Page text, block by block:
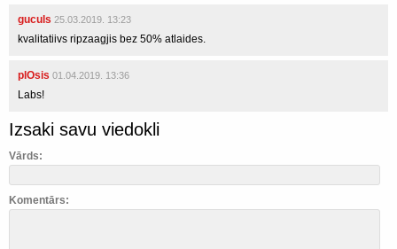
guculs 25.03.2019. 13:23
kvalitatiivs ripzaagjis bez 50% atlaides.
plOsis 01.04.2019. 13:36
Labs!
Izsaki savu viedokli
Vārds:
Komentārs: